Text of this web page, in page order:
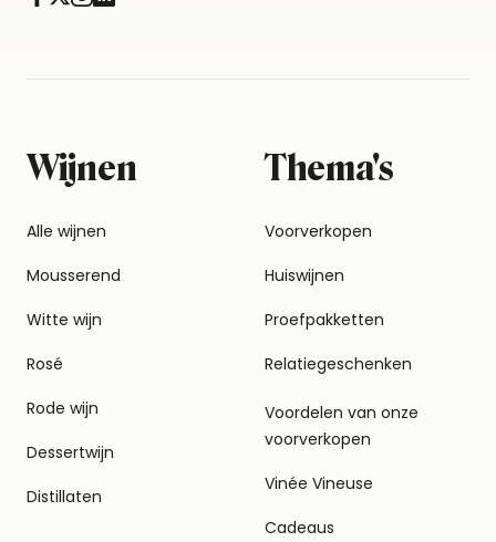
Wijnen
Alle wijnen
Mousserend
Witte wijn
Rosé
Rode wijn
Dessertwijn
Distillaten
Thema's
Voorverkopen
Huiswijnen
Proefpakketten
Relatiegeschenken
Voordelen van onze
voorverkopen
Vinée Vineuse
Cadeaus